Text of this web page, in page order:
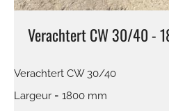
Verachtert CW 30/40 -
Verachtert CW 30/40
Largeur = 1800 mm